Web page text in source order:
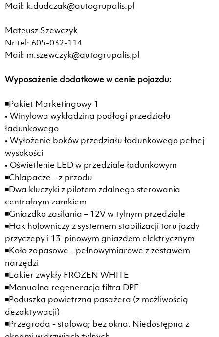
Mail: k.dudczak@autogrupalis.pl
Mateusz Szewczyk
Nr tel: 605-032-114
Mail: m.szewczyk@autogrupalis.pl
Wyposażenie dodatkowe w cenie pojazdu:
◾Pakiet Marketingowy 1
• Winylowa wykładzina podłogi przedziału
ładunkowego
• Wyłożenie boków przedziału ładunkowego pełnej
wysokości
• Oświetlenie LED w przedziale ładunkowym
◾Chlapacze – z przodu
◾Dwa kluczyki z pilotem zdalnego sterowania
centralnym zamkiem
◾Gniazdko zasilania – 12V w tylnym przedziale
◾Hak holowniczy z systemem stabilizacji toru jazdy
przyczepy i 13-pinowym gniazdem elektrycznym
◾Koło zapasowe - pełnowymiarowe z zestawem
narzędzi
◾Lakier zwykły FROZEN WHITE
◾Manualna regeneracja filtra DPF
◾Poduszka powietrzna pasażera (z możliwością
dezaktywacji)
◾Przegroda - stalowa; bez okna. Niedostępna z